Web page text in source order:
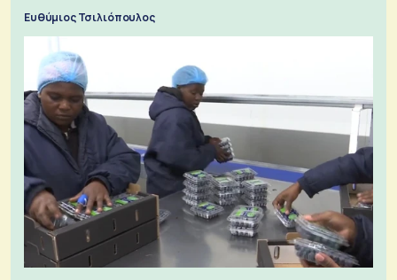
Ευθύμιος Τσιλιόπουλος